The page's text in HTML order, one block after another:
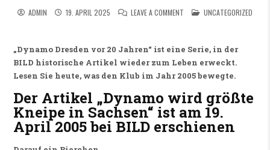
ADMIN 19. APRIL 2025 LEAVE A COMMENT ON DRESDEN VOR 20
POSTED IN
UNCATEGORIZED
„Dynamo Dresden vor 20 Jahren“ ist eine Serie, in der
BILD historische Artikel wieder zum Leben erweckt.
Lesen Sie heute, was den Klub im Jahr 2005 bewegte.
Der Artikel „Dynamo wird größte
Kneipe in Sachsen“ ist am 19.
April 2005 bei BILD erschienen